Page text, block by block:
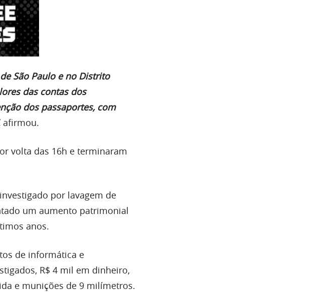
São Paulo e no Distrito
das contas dos
dos passaportes, com
afirmou.
volta das 16h e terminaram
por lavagem de
um aumento patrimonial
anos.
de informática e
R$ 4 mil em dinheiro,
e munições de 9 milímetros.